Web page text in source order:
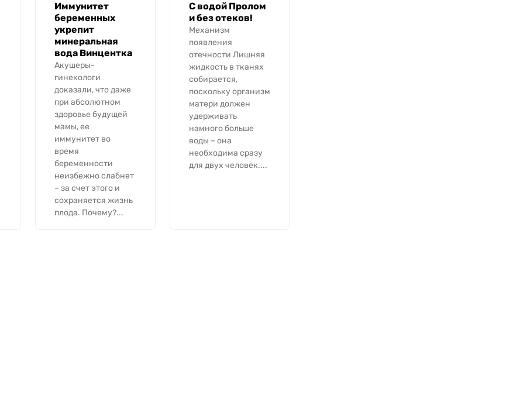
Иммунитет
беременных
укрепит
минеральная
вода Винцентка
Акушеры-
гинекологи
доказали, что даже
при абсолютном
здоровье будущей
мамы, ее
иммунитет во
время
беременности
неизбежно слабнет
– за счет этого и
сохраняется жизнь
плода. Почему?...
С водой Пролом
и без отеков!
Механизм
появления
отечности Лишняя
жидкость в тканях
собирается,
поскольку организм
матери должен
удерживать
намного больше
воды – она
необходима сразу
для двух человек....